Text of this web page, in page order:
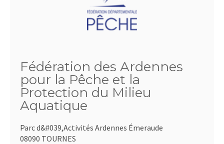
Fédération des Ardennes
pour la Pêche et la
Protection du Milieu
Aquatique
Parc d&#039,Activités Ardennes Émeraude
08090 TOURNES